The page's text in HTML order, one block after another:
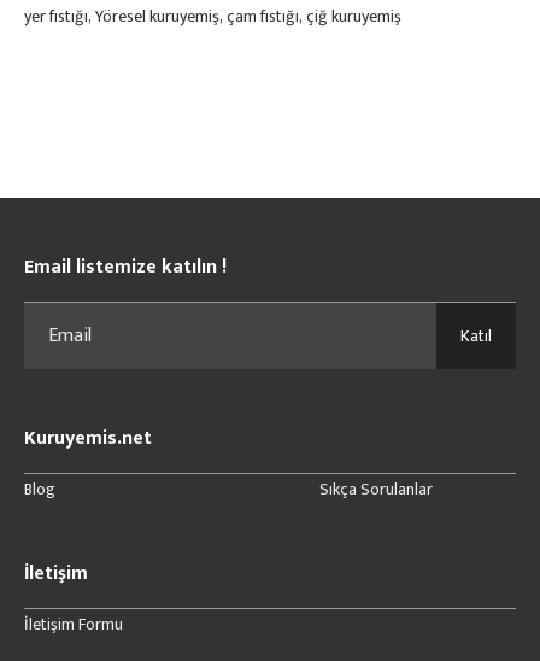
yer fıstığı Yöresel kuruyemiş çam fıstığı çiğ kuruyemiş
Email listemize katılın !
Katıl
Kuruyemis.net
Blog Sıkça Sorulanlar
İletişim
İletişim Formu